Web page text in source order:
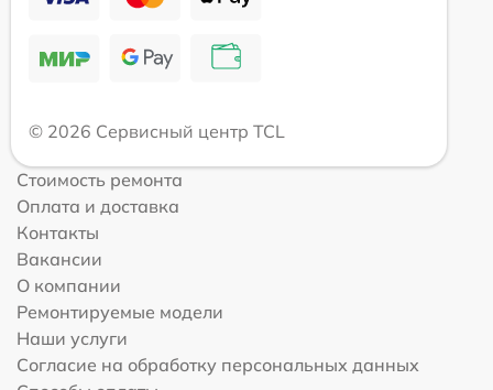
© 2026 Сервисный центр TCL
Стоимость ремонта
Оплата и доставка
Контакты
Вакансии
О компании
Ремонтируемые модели
Наши услуги
Согласие на обработку персональных данных